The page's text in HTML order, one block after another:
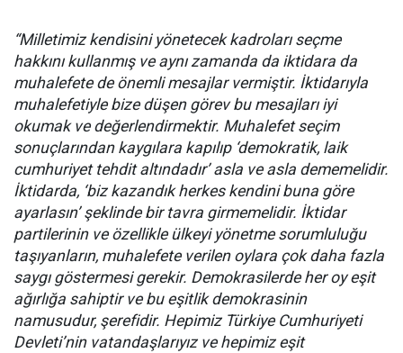
“Milletimiz kendisini yönetecek kadroları seçme
hakkını kullanmış ve aynı zamanda da iktidara da
muhalefete de önemli mesajlar vermiştir. İktidarıyla
muhalefetiyle bize düşen görev bu mesajları iyi
okumak ve değerlendirmektir. Muhalefet seçim
sonuçlarından kaygılara kapılıp ‘demokratik, laik
cumhuriyet tehdit altındadır’ asla ve asla dememelidir.
İktidarda, ‘biz kazandık herkes kendini buna göre
ayarlasın’ şeklinde bir tavra girmemelidir. İktidar
partilerinin ve özellikle ülkeyi yönetme sorumluluğu
taşıyanların, muhalefete verilen oylara çok daha fazla
saygı göstermesi gerekir. Demokrasilerde her oy eşit
ağırlığa sahiptir ve bu eşitlik demokrasinin
namusudur, şerefidir. Hepimiz Türkiye Cumhuriyeti
Devleti’nin vatandaşlarıyız ve hepimiz eşit